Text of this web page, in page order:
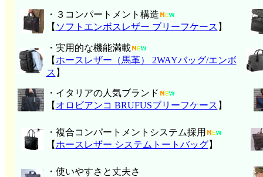
・３コンパートメント構造
【 ソフトエンボスレザー ブリーフケース 】
・実用的な機能満載
【 ホースレザー（馬革） 2WAYバッグ/エンボ
ス 】
・イタリアの人気ブランド
【 オロビアンコ BRUFUSブリーフケース 】
・複合コンパートメントシステム採用
【 ホースレザー システムトートバッグ】
・使いやすさと丈夫さ